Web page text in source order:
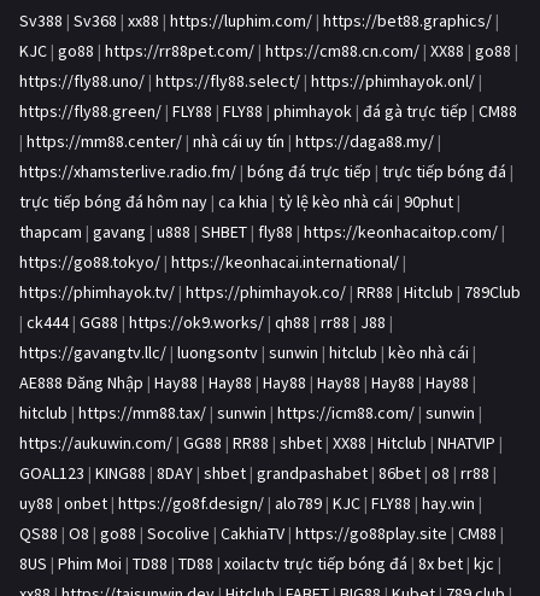
Sv388 | Sv368 | xx88 | https://luphim.com/ | https://bet88.graphics/ |
KJC | go88 | https://rr88pet.com/ | https://cm88.cn.com/ | XX88 | go88 |
https://fly88.uno/ | https://fly88.select/ | https://phimhayok.onl/ |
https://fly88.green/ | FLY88 | FLY88 | phimhayok | đá gà trực tiếp | CM88
| https://mm88.center/ | nhà cái uy tín | https://daga88.my/ |
https://xhamsterlive.radio.fm/ | bóng đá trực tiếp | trực tiếp bóng đá |
trực tiếp bóng đá hôm nay | ca khia | tỷ lệ kèo nhà cái | 90phut |
thapcam | gavang | u888 | SHBET | fly88 | https://keonhacaitop.com/ |
https://go88.tokyo/ | https://keonhacai.international/ |
https://phimhayok.tv/ | https://phimhayok.co/ | RR88 | Hitclub | 789Club
| ck444| GG88 | https://ok9.works/ | qh88 | rr88 | J88 |
https://gavangtv.llc/ | luongsontv | sunwin | hitclub | kèo nhà cái |
AE888 Đăng Nhập | Hay88 | Hay88 | Hay88 | Hay88 | Hay88 | Hay88 |
hitclub | https://mm88.tax/ | sunwin | https://icm88.com/ | sunwin |
https://aukuwin.com/ | GG88 | RR88 | shbet | XX88 | Hitclub | NHATVIP |
GOAL123 | KING88 | 8DAY | shbet | grandpashabet | 86bet | o8 | rr88 |
uy88 | onbet | https://go8f.design/ | alo789 | KJC | FLY88 | hay.win |
QS88 | O8 | go88 | Socolive | CakhiaTV | https://go88play.site | CM88 |
8US | Phim Moi | TD88 | TD88 | xoilactv trực tiếp bóng đá | 8x bet | kjc |